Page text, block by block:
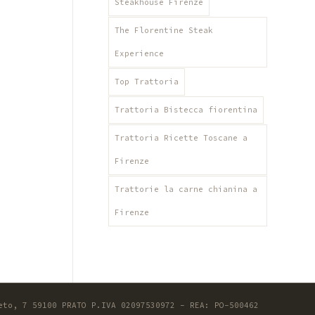
Steakhouse Firenze
The Florentine Steak
Experience
Top Trattoria
Trattoria Bistecca fiorentina
Trattoria Ricette Toscane a
Firenze
Trattorie la carne chianina a
Firenze
PRATO P.IVA 02097530972 - REA: PO-500462